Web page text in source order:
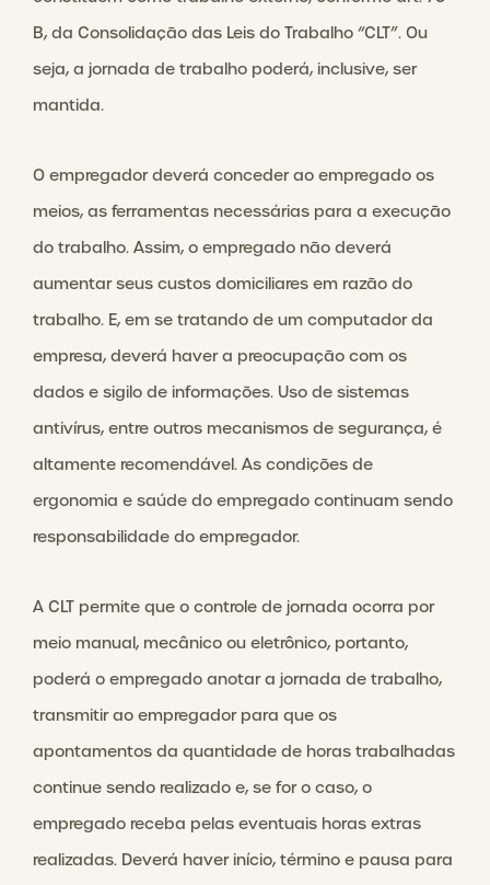
B, da Consolidação das Leis do Trabalho “CLT”. Ou
seja, a jornada de trabalho poderá, inclusive, ser
mantida.
O empregador deverá conceder ao empregado os
meios, as ferramentas necessárias para a execução
do trabalho. Assim, o empregado não deverá
aumentar seus custos domiciliares em razão do
trabalho. E, em se tratando de um computador da
empresa, deverá haver a preocupação com os
dados e sigilo de informações. Uso de sistemas
antivírus, entre outros mecanismos de segurança, é
altamente recomendável. As condições de
ergonomia e saúde do empregado continuam sendo
responsabilidade do empregador.
A CLT permite que o controle de jornada ocorra por
meio manual, mecânico ou eletrônico, portanto,
poderá o empregado anotar a jornada de trabalho,
transmitir ao empregador para que os
apontamentos da quantidade de horas trabalhadas
continue sendo realizado e, se for o caso, o
empregado receba pelas eventuais horas extras
realizadas. Deverá haver início, término e pausa para